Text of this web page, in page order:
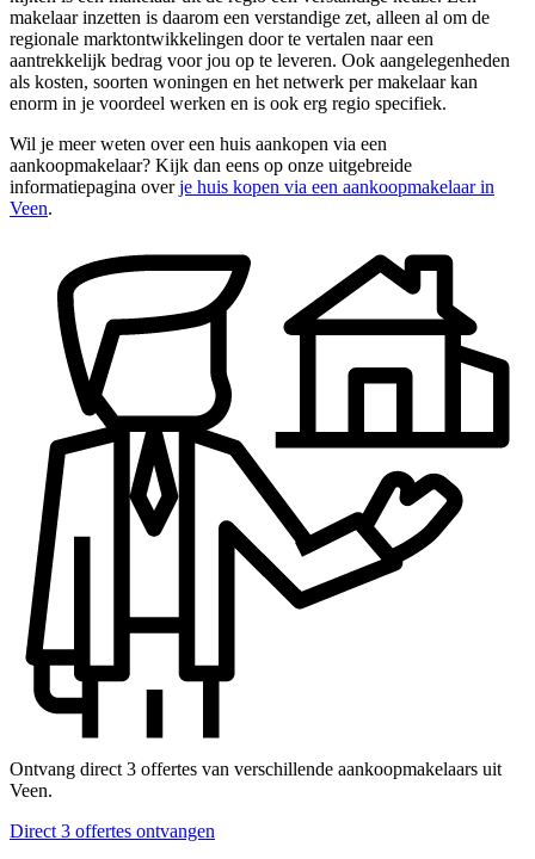
makelaar inzetten is daarom een verstandige zet, alleen al om de
regionale marktontwikkelingen door te vertalen naar een
aantrekkelijk bedrag voor jou op te leveren. Ook aangelegenheden
als kosten, soorten woningen en het netwerk per makelaar kan
enorm in je voordeel werken en is ook erg regio specifiek.
Wil je meer weten over een huis aankopen via een
aankoopmakelaar? Kijk dan eens op onze uitgebreide
informatiepagina overje huis kopen via een aankoopmakelaar in
Veen.
Ontvang direct 3 offertes van verschillende aankoopmakelaars uit
Veen.
Direct 3 offertes ontvangen